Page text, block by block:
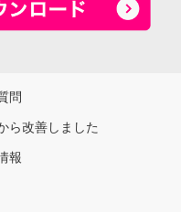
問
ら改善しました
報